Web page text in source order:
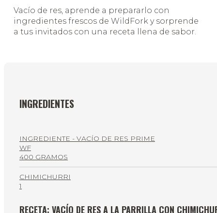
Vacío de res, aprende a prepararlo con
ingredientes frescos de WildFork y sorprende
a tus invitados con una receta llena de sabor.
INGREDIENTES
INGREDIENTE - VACÍO DE RES PRIME
WF
400 GRAMOS
CHIMICHURRI
1
RECETA: VACÍO DE RES A LA PARRILLA CON